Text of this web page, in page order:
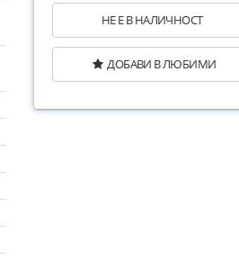
НЕ Е В НАЛИЧНОСТ
ДОБАВИ В ЛЮБИМИ